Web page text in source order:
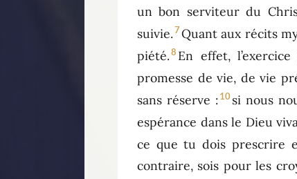
un bon serviteur du
suivie.7 Quant aux récits
piété.8 En effet,
promesse de vie, de vie
sans réserve : 10 si nous
espérance dans le Dieu
ce que tu dois prescrire
contraire, sois pour les